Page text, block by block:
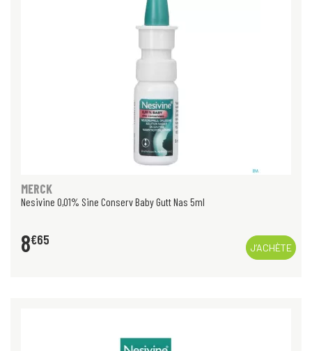
MERCK
Nesivine 0,01% Sine Conserv Baby Gutt Nas 5ml
8€65
J’ACHÈTE